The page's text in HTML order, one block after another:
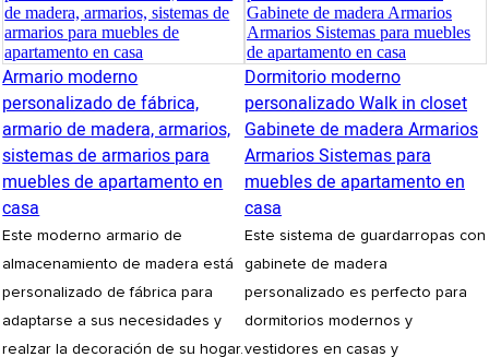
Armario moderno
personalizado de fábrica,
armario de madera, armarios,
sistemas de armarios para
muebles de apartamento en
casa
Este moderno armario de
almacenamiento de madera está
personalizado de fábrica para
adaptarse a sus necesidades y
realzar la decoración de su hogar.
Dormitorio moderno
personalizado Walk in closet
Gabinete de madera Armarios
Armarios Sistemas para
muebles de apartamento en
casa
Este sistema de guardarropas con
gabinete de madera
personalizado es perfecto para
dormitorios modernos y
vestidores en casas y